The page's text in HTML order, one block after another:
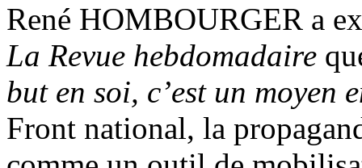
René HOMBOURGER a
La Revue hebdomadaire
but en soi, c’est un moyen
Front national, la